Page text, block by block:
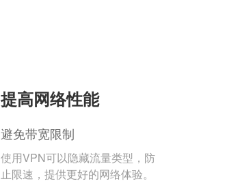
提高网络性能
避免带宽限制
使用VPN可以隐藏流量类型，防
止限速，提供更好的网络体验。